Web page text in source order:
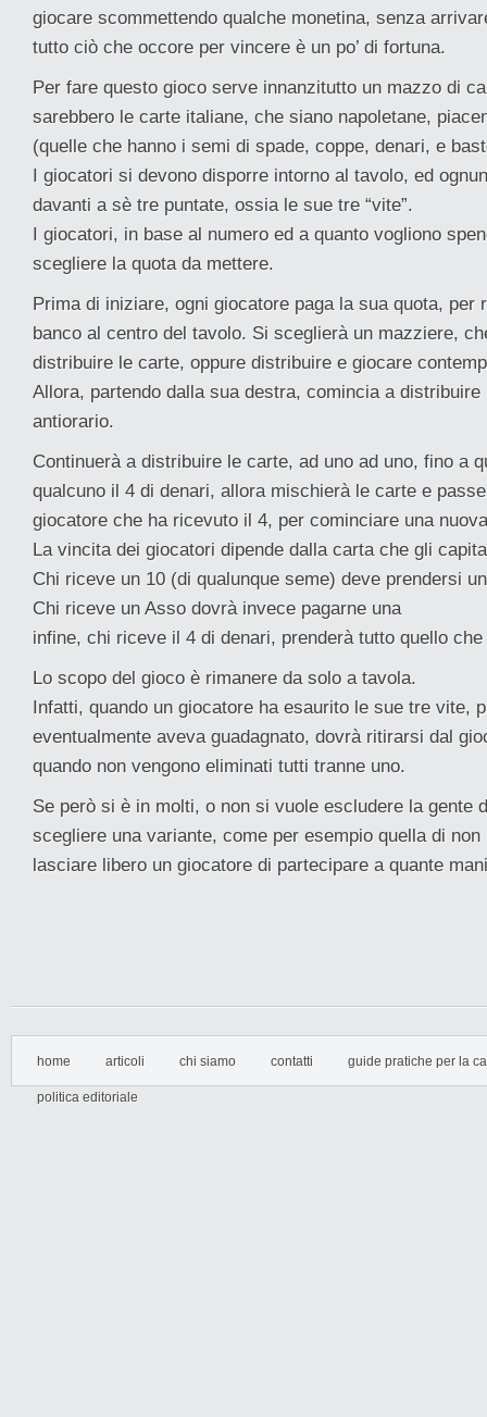
giocare scommettendo qualche monetina, senza
tutto ciò che occore per vincere è un po’ di fortuna.
Per fare questo gioco serve innanzitutto un mazzo di
sarebbero le carte italiane, che siano napoletane,
(quelle che hanno i semi di spade, coppe, denari, e
I giocatori si devono disporre intorno al tavolo, ed
davanti a sè tre puntate, ossia le sue tre “vite”.
I giocatori, in base al numero ed a quanto vogliono
scegliere la quota da mettere.
Prima di iniziare, ogni giocatore paga la sua quota, per
banco al centro del tavolo. Si sceglierà un mazziere,
distribuire le carte, oppure distribuire e giocare
Allora, partendo dalla sua destra, comincia a
antiorario.
Continuerà a distribuire le carte, ad uno ad uno, fino a
qualcuno il 4 di denari, allora mischierà le carte e
giocatore che ha ricevuto il 4, per cominciare una
La vincita dei giocatori dipende dalla carta che gli capita
Chi riceve un 10 (di qualunque seme) deve prendersi
Chi riceve un Asso dovrà invece pagarne una
infine, chi riceve il 4 di denari, prenderà tutto quello che
Lo scopo del gioco è rimanere da solo a tavola.
Infatti, quando un giocatore ha esaurito le sue tre vite,
eventualmente aveva guadagnato, dovrà ritirarsi dal
quando non vengono eliminati tutti tranne uno.
Se però si è in molti, o non si vuole escludere la gente
scegliere una variante, come per esempio quella di
lasciare libero un giocatore di partecipare a quante
home articoli chi siamo contatti guide pratiche per la
politica editoriale